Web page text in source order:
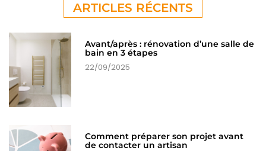
ARTICLES RÉCENTS
Avant/après : rénovation d’une salle de
bain en 3 étapes
22/09/2025
Comment préparer son projet avant
de contacter un artisan